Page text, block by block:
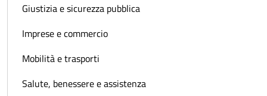
Giustizia e sicurezza pubblica
Imprese e commercio
Mobilità e trasporti
Salute, benessere e assistenza